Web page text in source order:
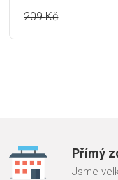
209Kč
Přímý
Jsme